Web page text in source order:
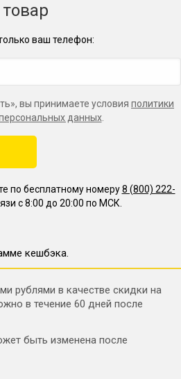
товар
ваш телефон:
вы принимаете условия политики
данных.
по бесплатному номеру8 (800) 222-
с 8:00 до 20:00 по МСК.
кешбэка.
рублями в качестве скидки на
в течение 60 дней после
быть изменена после